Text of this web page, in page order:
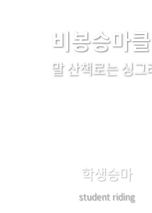
비봉승마
말 산책로는 싱
학생승마
student riding